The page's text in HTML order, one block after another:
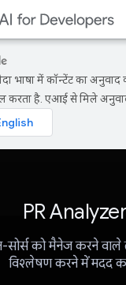
भाषा में कॉन्टेंट का
करता है. एआई से मिले
PR
को मैनेज करने वाले
विश्लेषण करने में मदद